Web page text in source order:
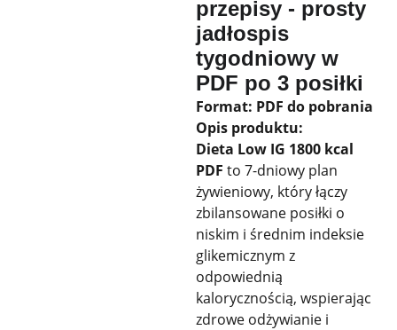
przepisy - prosty
jadłospis
tygodniowy w
PDF po 3 posiłki
Format: PDF do pobrania
Opis produktu:
Dieta Low IG 1800 kcal
PDF to 7-dniowy plan
żywieniowy, który łączy
zbilansowane posiłki o
niskim i średnim indeksie
glikemicznym z
odpowiednią
kalorycznością, wspierając
zdrowe odżywianie i